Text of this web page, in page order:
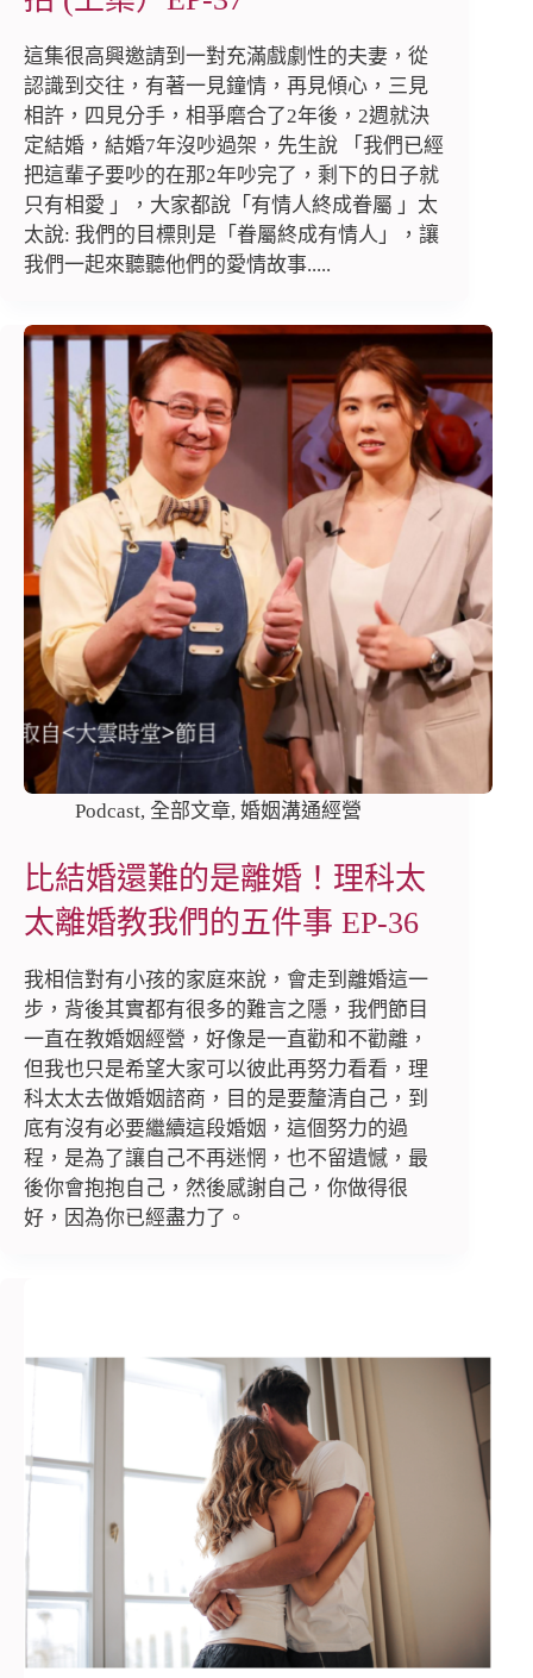
這集很高興邀請到一對充滿戲劇性的夫妻，從
認識到交往，有著一見鐘情，再見傾心，三見
相許，四見分手，相爭磨合了2年後，2週就決
定結婚，結婚7年沒吵過架，先生說 「我們已經
把這輩子要吵的在那2年吵完了，剩下的日子就
只有相愛 」，大家都說「有情人終成眷屬 」太
太說: 我們的目標則是「眷屬終成有情人」，讓
我們一起來聽聽他們的愛情故事.....
Podcast, 全部文章, 婚姻溝通經營
比結婚還難的是離婚！理科太
太離婚教我們的五件事 EP-36
我相信對有小孩的家庭來說，會走到離婚這一
步，背後其實都有很多的難言之隱，我們節目
一直在教婚姻經營，好像是一直勸和不勸離，
但我也只是希望大家可以彼此再努力看看，理
科太太去做婚姻諮商，目的是要釐清自己，到
底有沒有必要繼續這段婚姻，這個努力的過
程，是為了讓自己不再迷惘，也不留遺憾，最
後你會抱抱自己，然後感謝自己，你做得很
好，因為你已經盡力了。